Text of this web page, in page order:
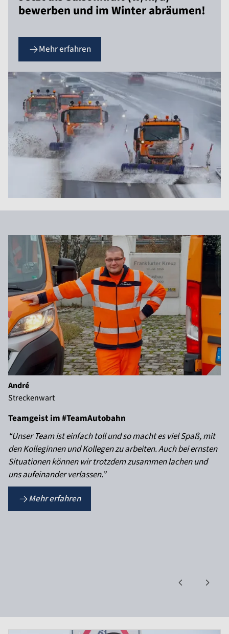
bewerben und im Winter abräumen!
Mehr erfahren
Teamgeist im #TeamAutobahn
“Unser Team ist einfach toll und so macht es viel Spaß, mit
den Kolleginnen und Kollegen zu arbeiten. Auch bei ernsten
Situationen können wir trotzdem zusammen lachen und
uns aufeinander verlassen.”
Mehr erfahren
André
Streckenwart